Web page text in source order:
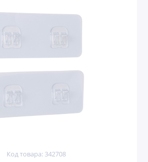
Код товара: 342708